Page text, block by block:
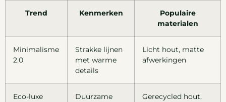
Trend Kenmerken
Populaire
materialen
Minimalisme
2.0
Strakke lijnen
met warme
details
Licht hout, matte
afwerkingen
Eco-luxe
Duurzame
Gerecycled hout,